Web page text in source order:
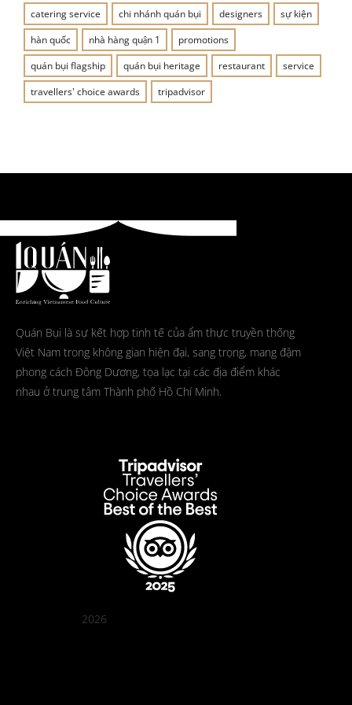
catering service chi nhánh quán bụi designers
sự kiện
hàn quốc
nhà hàng quận 1
promotions
quán bụi flagship
quán bụi heritage restaurant
service
travellers' choice awards
tripadvisor
Quán Bụi là sự kết hợp tinh tế của ẩm thực truyền thống
Việt Nam trong không gian hiện đại, sang trọng, mang đậm
phong cách Đông Dương, tọa lạc tại các địa điểm khác
nhau ở trung tâm Thành phố Hồ Chí Minh.
2026